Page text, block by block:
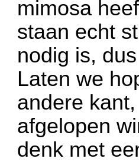
mimosa
staan echt
nodig is,
Laten we
andere
afgelopen
denk met